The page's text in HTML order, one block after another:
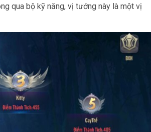
qua bộ kỹ năng, vị tướng này là một vị